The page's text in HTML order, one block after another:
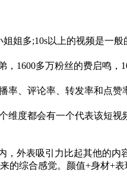
姐多;10s以上的视频是一般
1600多万粉丝的费启鸣，
、评论率、转发率和点
度都会有一个代表该短
外表吸引力比起其他的内
综合感觉。颜值+身材+